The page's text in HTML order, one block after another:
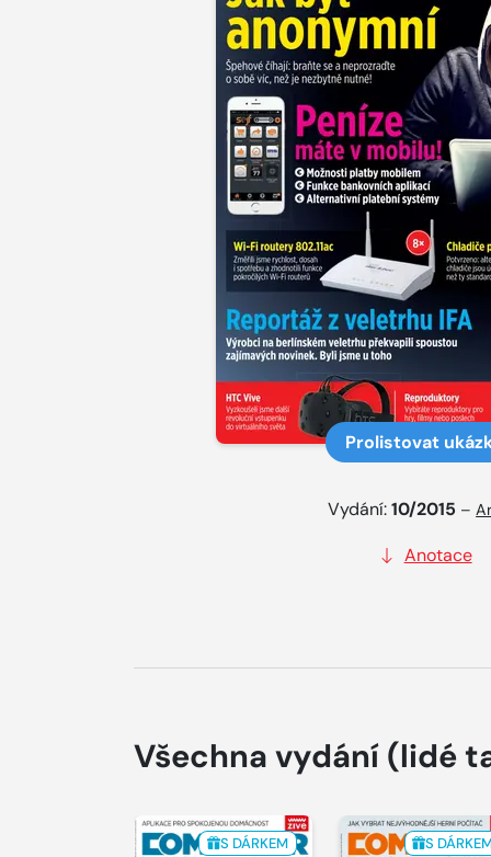
Prolistovat
Vydání:10/2015 –
Anotace
Všechna vydání (lidé
S DÁRKEM S